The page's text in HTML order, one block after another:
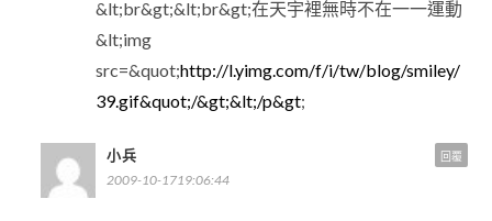
&lt;br&gt;&lt;br&gt;在天宇裡無時不在一一運動
&lt;img
src=&quot;http://l.yimg.com/f/i/tw/blog/smiley/
39.gif&quot;/&gt;&lt;/p&gt;
小兵
2009-10-1719:06:44
回覆